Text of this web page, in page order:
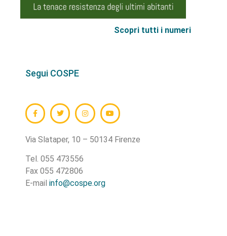
Scopri tutti i numeri
Segui COSPE
Via Slataper, 10 – 50134 Firenze
Tel. 055 473556
Fax 055 472806
E-mail info@cospe.org